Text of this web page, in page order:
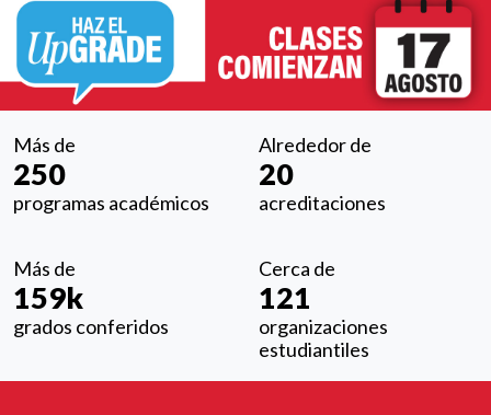
Más de
250
programas académicos
Alrededor de
20
acreditaciones
Más de
159k
grados conferidos
Cerca de
121
organizaciones
estudiantiles